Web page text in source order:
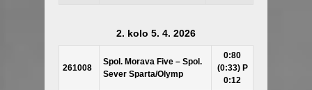
2. kolo 5. 4. 2026
261008
Spol. Morava Five – Spol.
Sever Sparta/Olymp
0:80
(0:33) P
0:12